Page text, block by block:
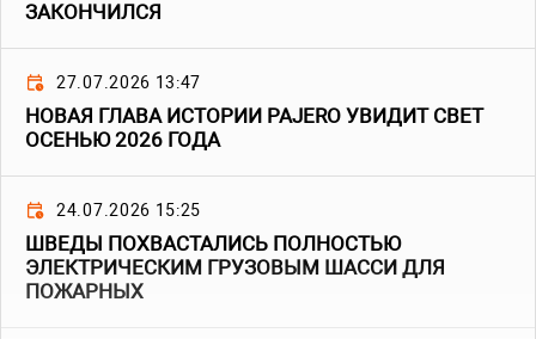
ЗАКОНЧИЛСЯ
27.07.2026 13:47
НОВАЯ ГЛАВА ИСТОРИИ PAJERO УВИДИТ СВЕТ
ОСЕНЬЮ 2026 ГОДА
24.07.2026 15:25
ШВЕДЫ ПОХВАСТАЛИСЬ ПОЛНОСТЬЮ
ЭЛЕКТРИЧЕСКИМ ГРУЗОВЫМ ШАССИ ДЛЯ
ПОЖАРНЫХ